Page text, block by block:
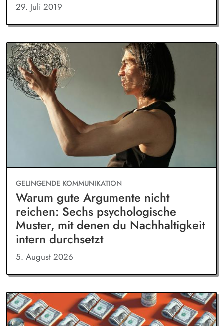
29. Juli 2019
GELINGENDE KOMMUNIKATION
Warum gute Argumente nicht
reichen: Sechs psychologische
Muster, mit denen du Nachhaltigkeit
intern durchsetzt
5. August 2026